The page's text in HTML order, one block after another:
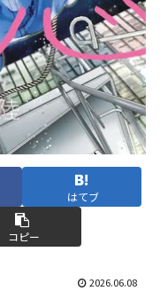
はてブ
コピー
2026.06.08